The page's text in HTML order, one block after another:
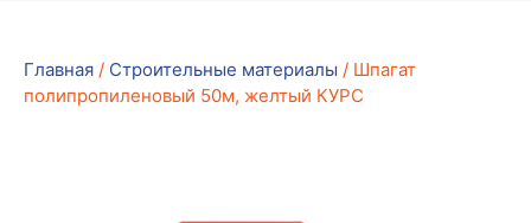
Главная / Строительные материалы / Шпагат
полипропиленовый 50м, желтый КУРС